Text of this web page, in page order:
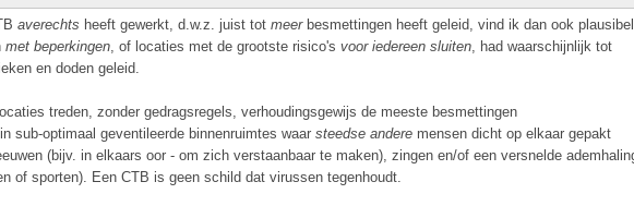
averechts heeft gewerkt, d.w.z. juist tot meerbesmettingen heeft geleid, vind ik dan ook
met beperkingen, of locaties met de grootste risico's voor iedereen sluiten, had waarschijnlijk tot
en doden geleid.
treden, zonder gedragsregels, verhoudingsgewijs de meeste besmettingen
sub-optimaal geventileerde binnenruimtes waar steedse andere mensen dicht op elkaar gepakt
(bijv. in elkaars oor - om zich verstaanbaar te maken), zingen en/of een versnelde
of sporten). Een CTB is geen schild dat virussen tegenhoudt.